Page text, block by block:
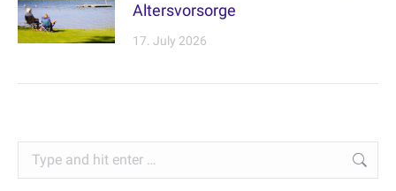
Altersvorsorge
17. July 2026
Search: